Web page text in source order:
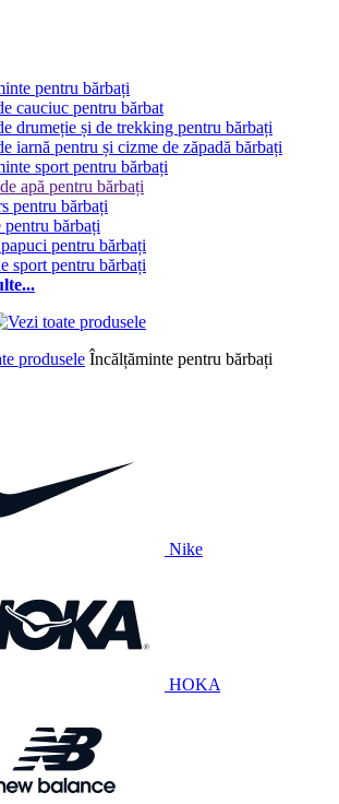
pentru bărbați
cauciuc pentru bărbat
drumeție și de trekking pentru bărbați
iarnă pentru și cizme de zăpadă bărbați
sport pentru bărbați
apă pentru bărbați
pentru bărbați
pentru bărbați
pentru bărbați
sport pentru bărbați
produsele Încălțăminte pentru bărbați
Nike
HOKA